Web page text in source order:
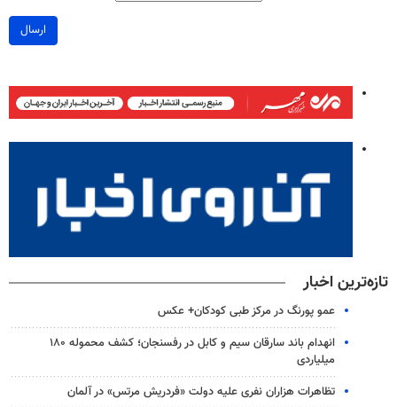
ارسال
تازه‌ترین اخبار
عمو پورنگ در مرکز طبی کودکان+ عکس
انهدام باند سارقان سیم و کابل در رفسنجان؛ کشف محموله ۱۸۰
میلیاردی
تظاهرات هزاران نفری علیه دولت «فردریش مرتس» در آلمان